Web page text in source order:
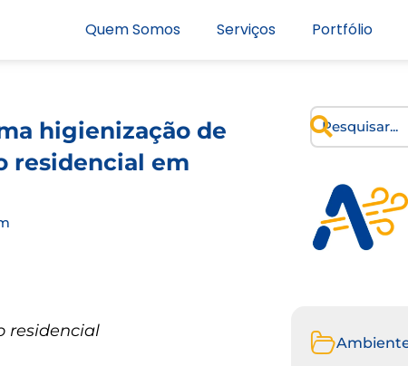
Quem Somos Serviços Portfólio
higienização de
residencial em
residencial